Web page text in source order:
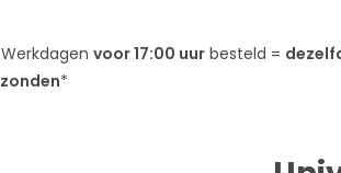
Werkdagen voor 17:00 uurbesteld =
*